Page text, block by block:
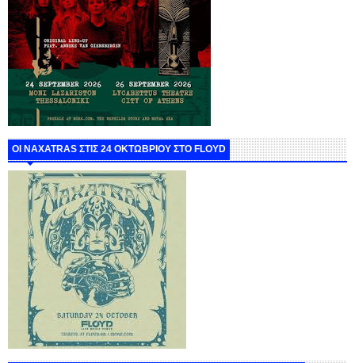
ΟΙ NAXATRAS ΣΤΙΣ 24 ΟΚΤΩΒΡΙΟΥ ΣΤΟ FLOYD